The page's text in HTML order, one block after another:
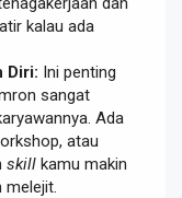
kalau ada
Diri: Ini penting
sangat
Ada
atau
skill kamu makin